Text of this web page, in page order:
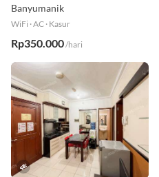
Banyumanik
WiFi ·AC · Kasur
Rp350.000/hari